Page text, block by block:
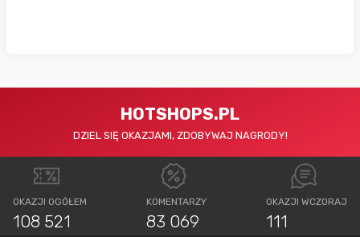
HOTSHOPS.PL
DZIEL SIĘ OKAZJAMI, ZDOBYWAJ NAGRODY!
OKAZJI OGÓŁEM
108 521
KOMENTARZY
83 069
OKAZJI WCZORAJ
111